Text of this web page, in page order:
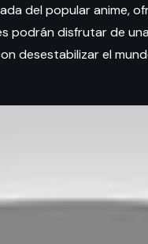
del popular anime,
podrán disfrutar de
desestabilizar el